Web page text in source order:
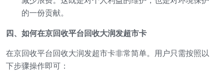
的一份贡献。
四、如何在京回收平台回收大润发超市卡
在京回收平台回收大润发超市卡非常简单。用户只需按照以
下步骤操作即可：